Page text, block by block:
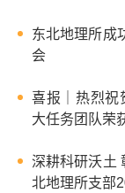
东北地理所成
会
喜报｜热烈祝
大任务团队荣
深耕科研沃
北地理所支部